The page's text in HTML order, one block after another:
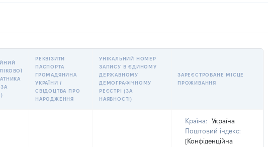
РЕКВІЗИТИ
ПАСПОРТА
ГРОМАДЯНИНА
УКРАЇНИ /
СВІДОЦТВА ПРО
НАРОДЖЕННЯ
УНІКАЛЬНИЙ НОМЕР
ЗАПИСУ В ЄДИНОМУ
ДЕРЖАВНОМУ
ДЕМОГРАФІЧНОМУ
РЕЄСТРІ (ЗА
НАЯВНОСТІ)
ЗАРЕЄСТРОВАНЕ МІСЦЕ
ПРОЖИВАННЯ
Країна:
Україна
Поштовий індекс:
[Конфіденційна